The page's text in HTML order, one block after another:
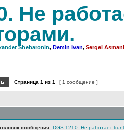
Не
Shebaronin, Demin Ivan, Sergei
Страница 1 из 1 [ 1 сообщение ]
сообщения: DGS-1210. Не работает